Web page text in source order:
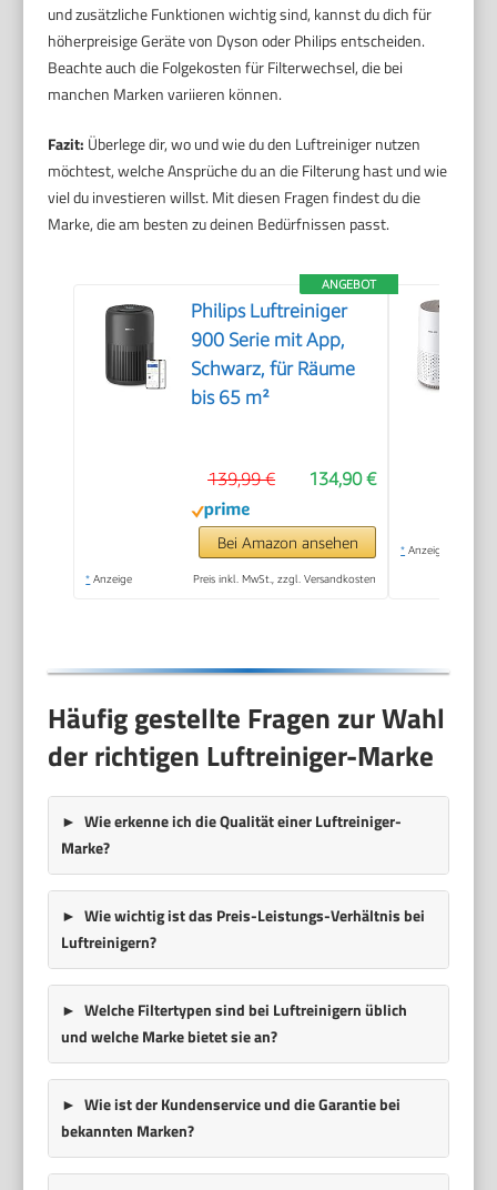
und zusätzliche Funktionen wichtig sind, kannst du dich für
höherpreisige Geräte von Dyson oder Philips entscheiden.
Beachte auch die Folgekosten für Filterwechsel, die bei
manchen Marken variieren können.
Fazit: Überlege dir, wo und wie du den Luftreiniger nutzen
möchtest, welche Ansprüche du an die Filterung hast und wie
viel du investieren willst. Mit diesen Fragen findest du die
Marke, die am besten zu deinen Bedürfnissen passt.
ANGEBOT
Philips Luftreiniger
900 Serie mit App,
Schwarz, für Räume
bis 65 m²
134,90 €
139,99 €
Bei Amazon ansehen
* Anzeige Preis inkl. MwSt., zzgl. Versandkosten
* Anzeige
Häufig gestellte Fragen zur Wahl
der richtigen Luftreiniger-Marke
Wie erkenne ich die Qualität einer Luftreiniger-
Marke?
Wie wichtig ist das Preis-Leistungs-Verhältnis bei
Luftreinigern?
Welche Filtertypen sind bei Luftreinigern üblich
und welche Marke bietet sie an?
Wie ist der Kundenservice und die Garantie bei
bekannten Marken?